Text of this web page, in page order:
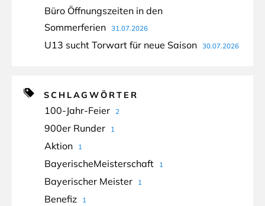
Büro Öffnungszeiten in den
Sommerferien
31.07.2026
U13 sucht Torwart für neue Saison 30.07.2026
SCHLAGWÖRTER
100-Jahr-Feier 2
900er Runder 1
Aktion 1
BayerischeMeisterschaft 1
Bayerischer Meister 1
Benefiz 1